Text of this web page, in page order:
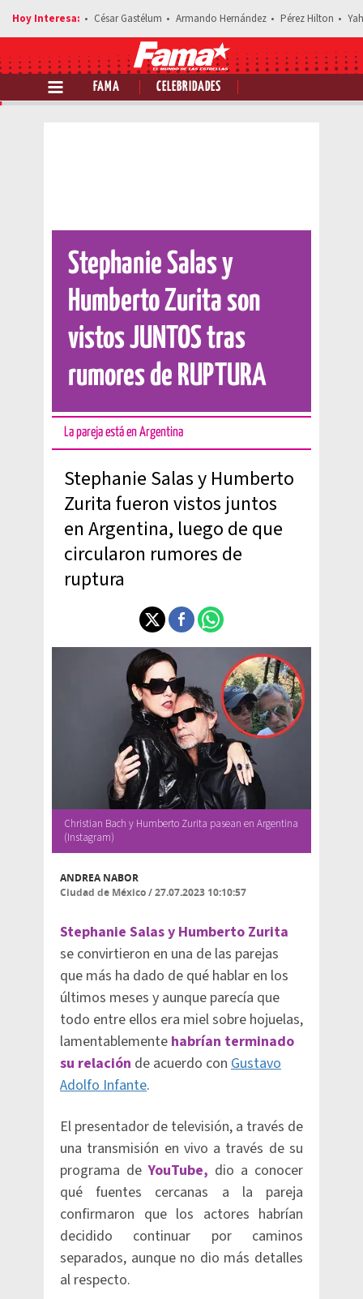
César Gastélum Armando Hernández Pérez Hilton
FAMA CELEBRIDADES
Comparte esta noticia
Stephanie Salas y
Humberto Zurita son
vistos JUNTOS tras
rumores de RUPTURA
La pareja está en Argentina
Stephanie Salas y Humberto
Zurita fueron vistos juntos
en Argentina, luego de que
circularon rumores de
ruptura
Christian Bach y Humberto Zurita pasean en Argentina
(Instagram)
ANDREA NABOR
Ciudad de México/27.07.2023 10:10:57
Stephanie Salas y Humberto Zurita
se convirtieron en una de las parejas
que más ha dado de qué hablar en los
últimos meses y aunque parecía que
todo entre ellos era miel sobre hojuelas,
lamentablemente habrían terminado
su relación de acuerdo con Gustavo
Adolfo Infante.
El presentador de televisión, a través de
una transmisión en vivo a través de su
programa deYouTube, dio a conocer
qué fuentes cercanas a la pareja
confirmaron que los actores habrían
decidido continuar por caminos
separados, aunque no dio más detalles
al respecto.